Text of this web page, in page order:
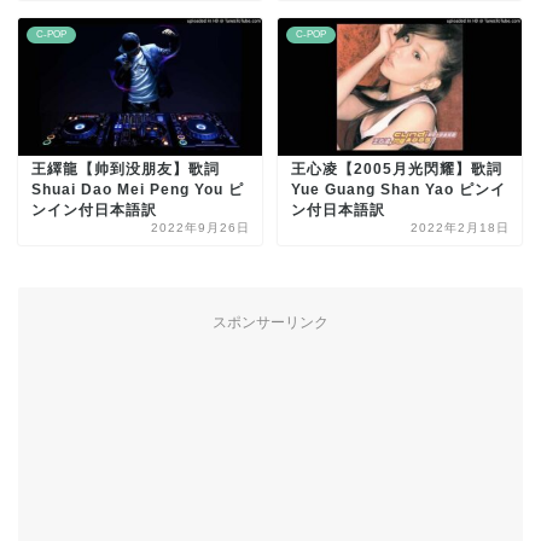
C-POP
王繹龍【帅到没朋友】歌詞
Shuai Dao Mei Peng You ピ
ンイン付日本語訳
2022年9月26日
C-POP
王心凌【2005月光閃耀】歌詞
Yue Guang Shan Yao ピンイ
ン付日本語訳
2022年2月18日
スポンサーリンク